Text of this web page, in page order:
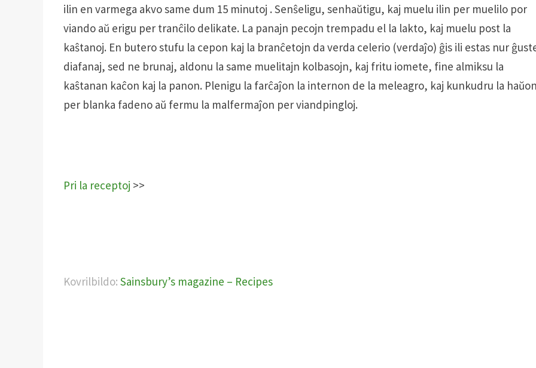
ilin en varmega akvo same dum 15 minutoj . Senŝeligu, senhaŭtigu, kaj muelu ilin per muelilo por
viando aŭ erigu per tranĉilo delikate. La panajn pecojn trempadu el la lakto, kaj muelu post la
kaŝtanoj. En butero stufu la cepon kaj la branĉetojn da verda celerio (verdaĵo) ĝis ili estas nur
diafanaj, sed ne brunaj, aldonu la same muelitajn kolbasojn, kaj fritu iomete, fine almiksu la
kaŝtanan kaĉon kaj la panon. Plenigu la farĉaĵon la internon de la meleagro, kaj kunkudru la
per blanka fadeno aŭ fermu la malfermaĵon per viandpingloj.
Pri la receptoj >>
Kovrilbildo:Sainsbury’s magazine – Recipes